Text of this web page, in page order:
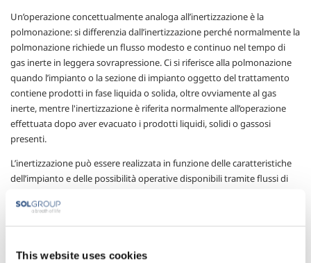
This website uses cookies
Un’operazione concettualmente analoga all’inertizzazione è la
polmonazione: si differenzia dall’inertizzazione perché normalmente la
polmonazione richiede un flusso modesto e continuo nel tempo di
gas inerte in leggera sovrapressione. Ci si riferisce alla polmonazione
quando l’impianto o la sezione di impianto oggetto del trattamento
contiene prodotti in fase liquida o solida, oltre ovviamente al gas
inerte, mentre l'inertizzazione è riferita normalmente all’operazione
effettuata dopo aver evacuato i prodotti liquidi, solidi o gassosi
presenti.
L’inertizzazione può essere realizzata in funzione delle caratteristiche
dell’impianto e delle possibilità operative disponibili tramite flussi di
parità di volume da inertizzare e di tenore di gas inerte desiderato, è
continuo una volta effettuata una prima inertizzazione è necessario